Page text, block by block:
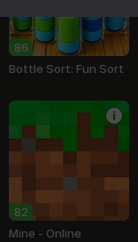
86
Bottle Sort: Fun Sort
82
Mine - Online